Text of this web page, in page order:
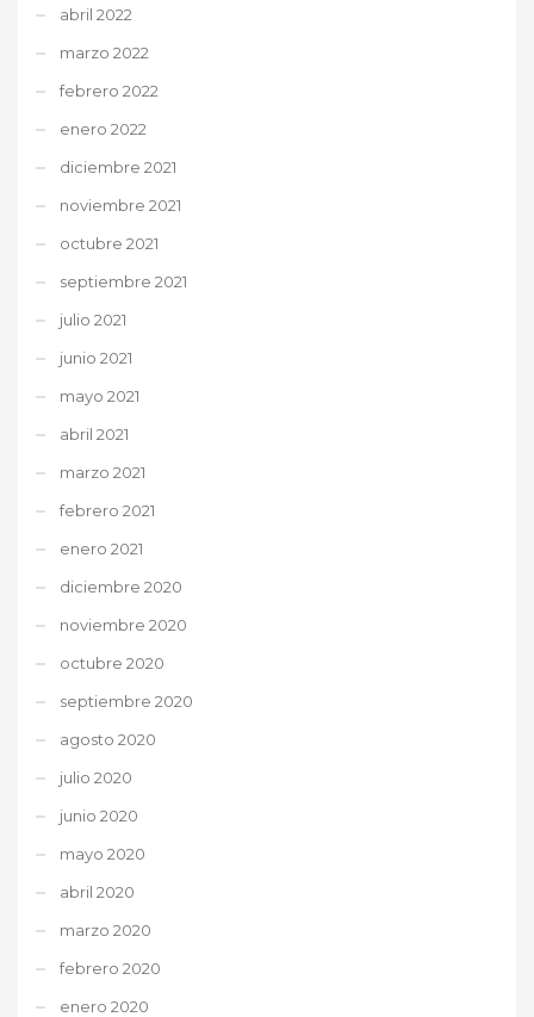
abril 2022
marzo 2022
febrero 2022
enero 2022
diciembre 2021
noviembre 2021
octubre 2021
septiembre 2021
julio 2021
junio 2021
mayo 2021
abril 2021
marzo 2021
febrero 2021
enero 2021
diciembre 2020
noviembre 2020
octubre 2020
septiembre 2020
agosto 2020
julio 2020
junio 2020
mayo 2020
abril 2020
marzo 2020
febrero 2020
enero 2020